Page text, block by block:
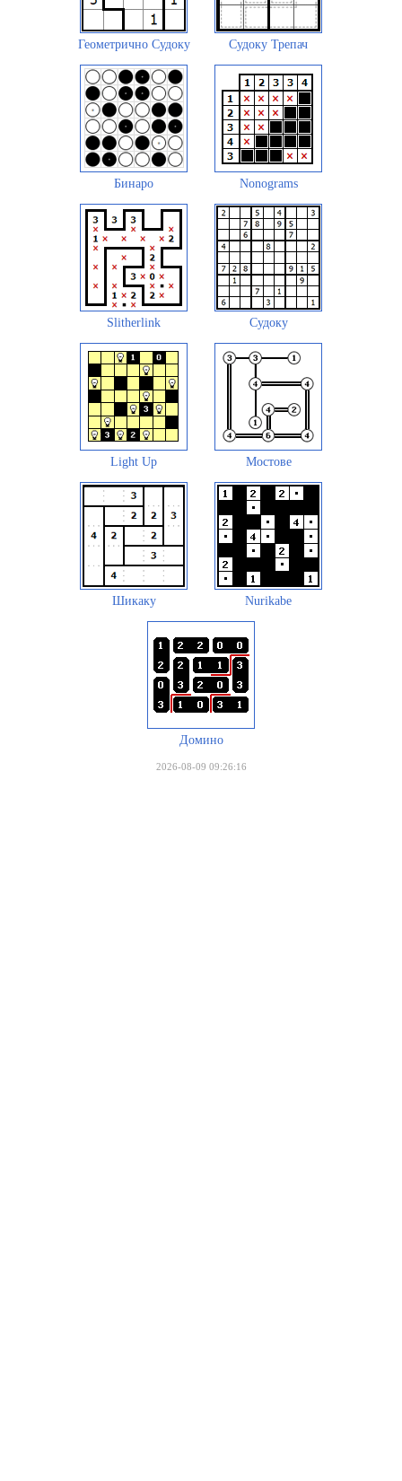
Геометрично Судоку Судоку Трепач
Бинаро Nonograms
Slitherlink Судоку
Light Up Мостове
Шикаку Nurikabe
Домино
2026-08-09 09:26:16